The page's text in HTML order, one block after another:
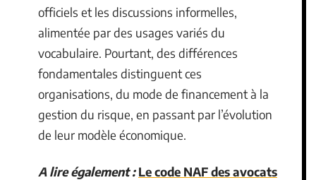
officiels et les discussions informelles,
alimentée par des usages variés du
vocabulaire. Pourtant, des différences
fondamentales distinguent ces
organisations, du mode de financement à la
gestion du risque, en passant par l’évolution
de leur modèle économique.
A lire également : Le code NAF des avocats